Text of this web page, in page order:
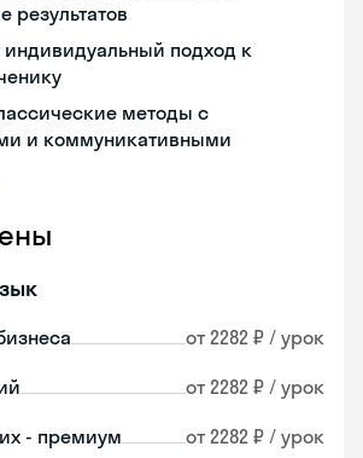
результатов
индивидуальный подход к
методы с
и коммуникативными
от 2282 ₽ / урок
от 2282 ₽ / урок
- премиум от 2282 ₽ / урок